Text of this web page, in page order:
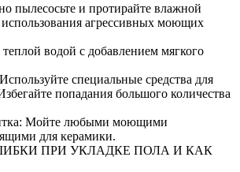
пылесосьте и протирайте влажной
использования агрессивных моющих
водой с добавлением мягкого
специальные средства для
попадания большого количества
Мойте любыми моющими
для керамики.
ПРИ УКЛАДКЕ ПОЛА И КАК